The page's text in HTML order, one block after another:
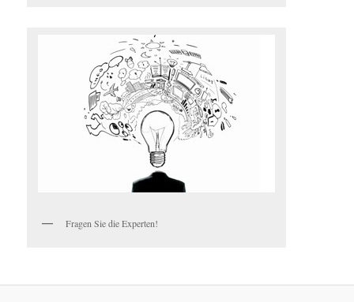
Fragen Sie die Experten!